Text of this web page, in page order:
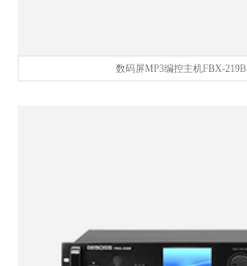
数码屏MP3编控主机FBX-219B